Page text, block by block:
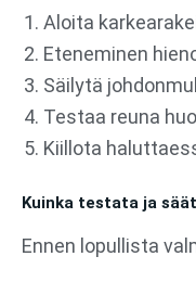
Aloita
Eteneminen
Säilytä
Testaa reuna
Kiillota
Kuinka testata ja
Ennen lopullista